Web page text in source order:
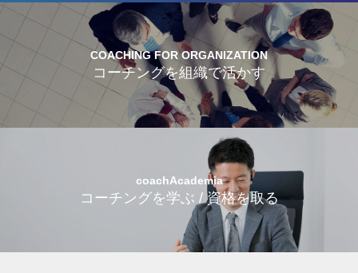
COACHING FOR ORGANIZATION
コーチングを組織で活かす
coachAcademia
コーチングを学ぶ / 資格を取る